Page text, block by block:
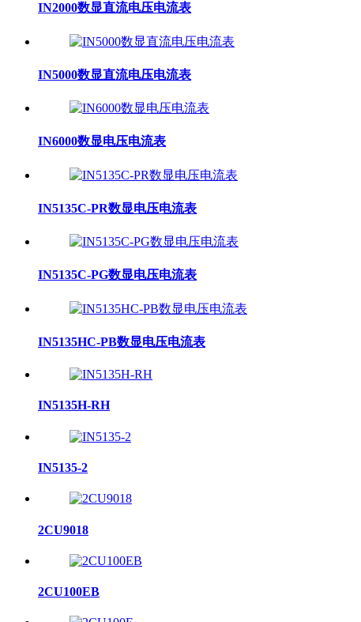
IN2000数显直流电压电流表
IN5000数显直流电压电流表
IN6000数显电压电流表
IN5135C-PR数显电压电流表
IN5135C-PG数显电压电流表
IN5135HC-PB数显电压电流表
IN5135H-RH
IN5135-2
2CU9018
2CU100EB